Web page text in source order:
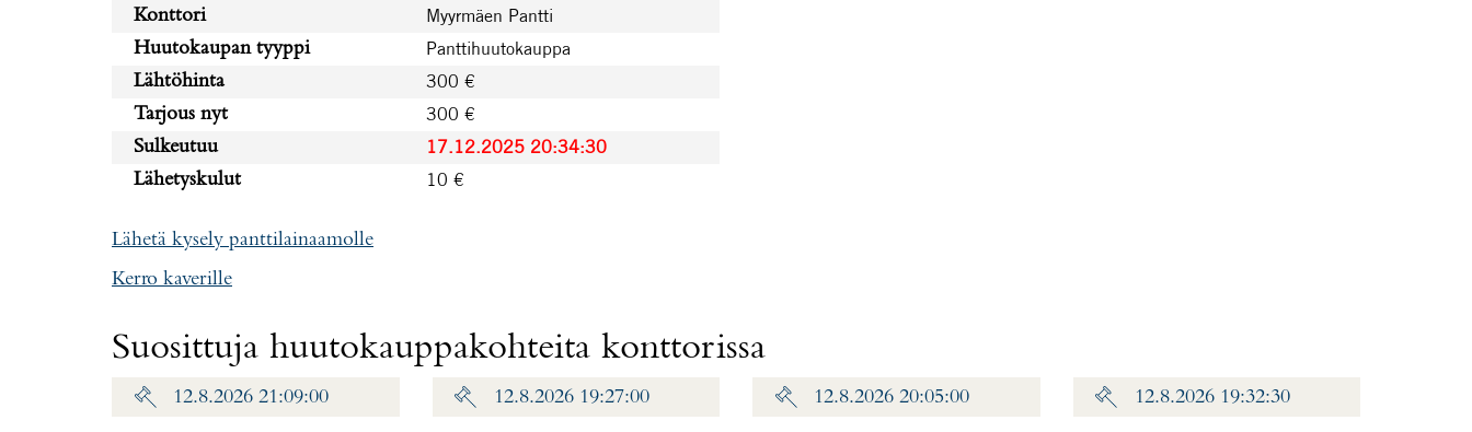
Konttori Myyrmäen Pantti
Huutokaupan tyyppi Panttihuutokauppa
Lähtöhinta 300 €
Tarjous nyt 300 €
Sulkeutuu 17.12.2025 20:34:30
Lähetyskulut 10 €
Lähetä kysely panttilainaamolle
Kerro kaverille
Suosittuja huutokauppakohteita konttorissa
12.8.2026 21:09:00 12.8.2026 19:27:00 12.8.2026 20:05:00 12.8.2026 19:32:30